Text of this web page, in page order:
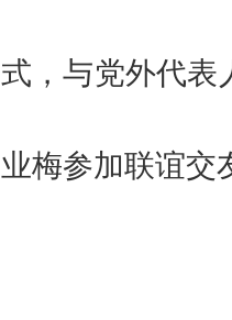
式，与党外代表
业梅参加联谊交